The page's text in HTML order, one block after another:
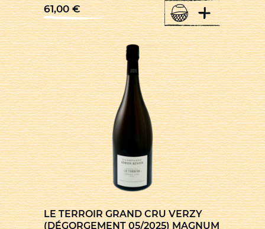
61,00€ +
LE TERROIR GRAND CRU VERZY
(DÉGORGEMENT 05/2025) MAGNUM